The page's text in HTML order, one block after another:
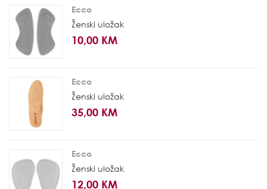
Ecco
Ženski uložak
10,00 KM
Ecco
Ženski uložak
35,00 KM
Ecco
Ženski uložak
12,00 KM